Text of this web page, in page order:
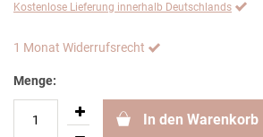
Kostenlose Lieferung innerhalb Deutschlands
1 Monat Widerrufsrecht
Menge:
In den Warenkorb